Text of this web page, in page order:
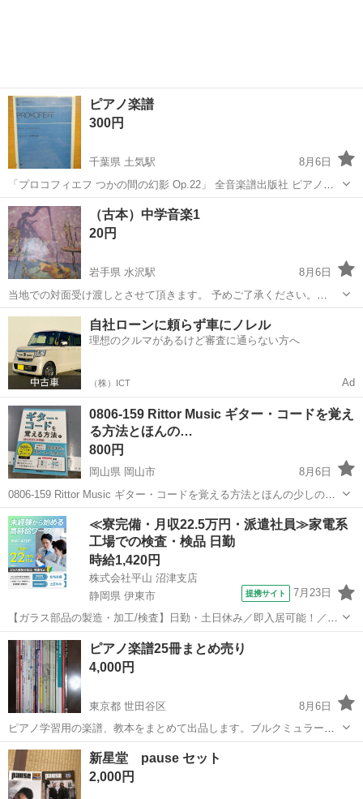
ピアノ楽譜
300円
千葉県 土気駅
8月6日
「プロコフィエフ つかの間の幻影 Op.22」 全音楽譜出版社 ピアノ組
曲 中級程度 ビニールカバー付きで書き込みはありません 古い楽譜を
少しずつ整理しています もし他にもお探しの物がありましたらお声が
けください 取引ご...
千葉 千葉市 土気駅 楽譜、音楽書
（古本）中学音楽1
20円
岩手県 水沢駅
8月6日
当地での対面受け渡しとさせて頂きます。 予めご了承ください。
H202608061833H また、トラブル防止のため、お取り置きは原則とし
て1ヶ月以内とさせて頂きます。
岩手 奥州市 水沢駅 楽譜、音楽書
自社ローンに頼らず車にノレル
理想のクルマがあるけど審査に通らない方へ
（株）ICT Ad
0806-159 Rittor Music ギター・コードを覚え
る方法とほんの…
800円
岡山県 岡山市
8月6日
0806-159 Rittor Music ギター・コードを覚える方法とほんの少しの理
論 書籍 【状態】 ・使用に伴う多少のスレ、キズ、落としきれない汚
れなどございます ・詳細は現地でご確認ください ・お値引...
岡山 岡山市 楽譜、音楽書 現地
≪寮完備・月収22.5万円・派遣社員≫家電系
工場での検査・検品 日勤
時給1,420円
株式会社平山 沼津支店
静岡県 伊東市
提携サイト 7月23日
【ガラス部品の製造・加工/検査】日勤・土日休み／即入居可能！／伊
豆でのんびりライフ♪ ガラス部品の製造・加工/検査 【株式会社平山で
の正社員採用（無期雇用派遣）となります】 「2人で同じ職場で働き
たい」 「仕事も休みも一...
静岡 伊東市 その他
ピアノ楽譜25冊まとめ売り
4,000円
東京都 世田谷区
8月6日
ピアノ学習用の楽譜、教本をまとめて出品します。ブルクミュラー、
ギロック、ソナチネアルバムなど、定番の教材が揃っています。練習
用としていかがでしょうか。 ・セット内容：写真の通り計25冊 ・状
態：書き込みがあるものもあ...
東京 世田谷区 楽譜、音楽書 楽譜
新星堂 pause セット
2,000円